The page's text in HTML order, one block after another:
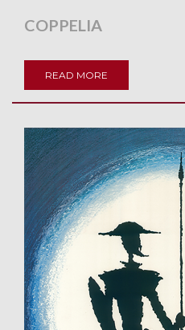
COPPELIA
READ MORE